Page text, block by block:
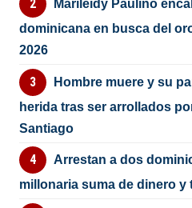
Marileidy Paulino
dominicana en busca del
2026
Hombre muere y su
herida tras ser arrollados
Santiago
Arrestan a dos
millonaria suma de dinero y